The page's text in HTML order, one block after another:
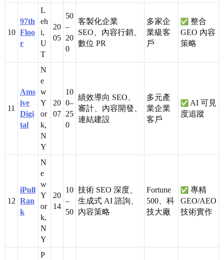
10
97th
Floo
r
L
eh
i,
U
T
20
05
50
–
20
0
客製化企業
SEO、內容行銷、
數位 PR
多家企
業級客
戶
整合
GEO 內容
策略
11
Ams
ive
Digi
tal
N
e
w
Y
or
k,
N
Y
20
07
10
0–
25
0
績效導向 SEO、
審計、內容開發、
連結建設
多元產
業企業
客戶
AI 可見
度追蹤
12
iPull
Ran
k
N
e
w
Y
or
k,
N
Y
20
14
10
–
50
技術 SEO 深度、
生成式 AI 諮詢、
內容策略
Fortune
500、科
技大廠
專精
GEO/AEO
技術實作
P